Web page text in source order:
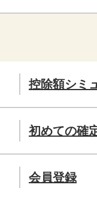
控除額シミ
初めての確
会員登録